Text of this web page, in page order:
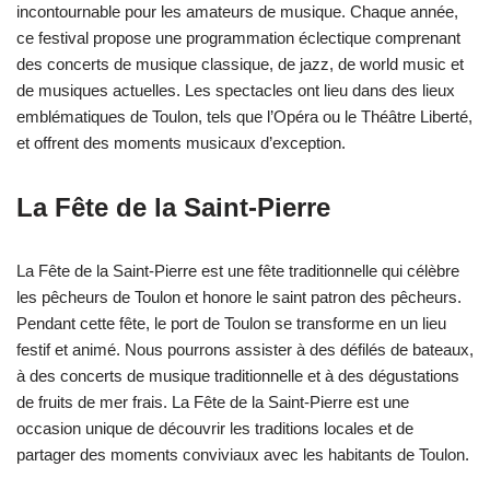
incontournable pour les amateurs de musique. Chaque année,
ce festival propose une programmation éclectique comprenant
des concerts de musique classique, de jazz, de world music et
de musiques actuelles. Les spectacles ont lieu dans des lieux
emblématiques de Toulon, tels que l’Opéra ou le Théâtre Liberté,
et offrent des moments musicaux d’exception.
La Fête de la Saint-Pierre
La Fête de la Saint-Pierre est une fête traditionnelle qui célèbre
les pêcheurs de Toulon et honore le saint patron des pêcheurs.
Pendant cette fête, le port de Toulon se transforme en un lieu
festif et animé. Nous pourrons assister à des défilés de bateaux,
à des concerts de musique traditionnelle et à des dégustations
de fruits de mer frais. La Fête de la Saint-Pierre est une
occasion unique de découvrir les traditions locales et de
partager des moments conviviaux avec les habitants de Toulon.